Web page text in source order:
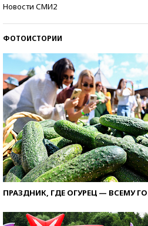
Новости СМИ2
ФОТОИСТОРИИ
ПРАЗДНИК, ГДЕ ОГУРЕЦ — ВСЕМУ